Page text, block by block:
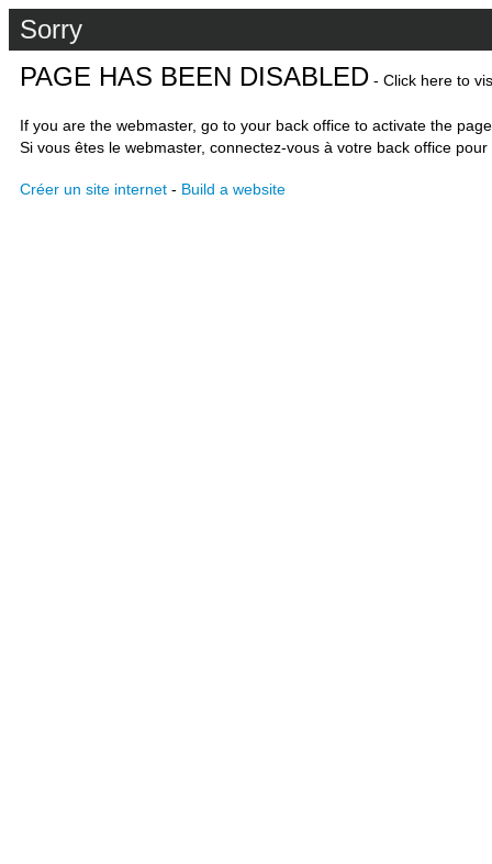
Sorry
PAGE HAS BEEN DISABLED - Click here to
If you are the webmaster, go to your back office to activate the
Si vous êtes le webmaster, connectez-vous à votre back office
Créer un site internet - Build a website